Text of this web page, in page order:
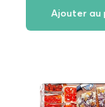
Ajouter au